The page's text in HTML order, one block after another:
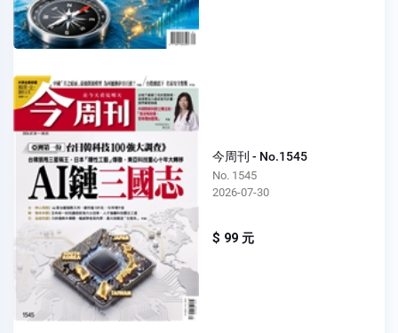
今周刊 - No.1545
No. 1545
2026-07-30
$ 99 元